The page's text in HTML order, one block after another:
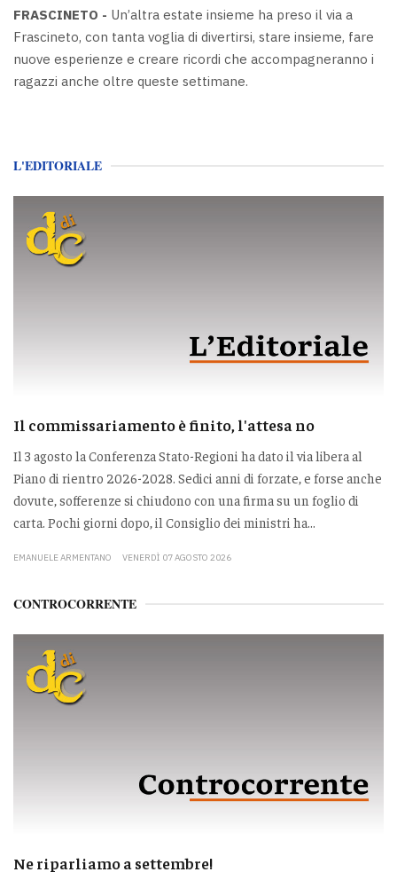
FRASCINETO - Un’altra estate insieme ha preso il via a
Frascineto, con tanta voglia di divertirsi, stare insieme, fare
nuove esperienze e creare ricordi che accompagneranno i
ragazzi anche oltre queste settimane.
L'EDITORIALE
Il commissariamento è finito, l'attesa no
Il 3 agosto la Conferenza Stato-Regioni ha dato il via libera al
Piano di rientro 2026-2028. Sedici anni di forzate, e forse anche
dovute, sofferenze si chiudono con una firma su un foglio di
carta. Pochi giorni dopo, il Consiglio dei ministri ha...
EMANUELE ARMENTANO VENERDÌ 07 AGOSTO 2026
CONTROCORRENTE
Ne riparliamo a settembre!